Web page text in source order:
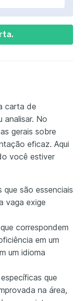
carta de
analisar. No
gerais sobre
eficaz. Aqui
você estiver
são essenciais
vaga exige
correspondem
em um
um idioma
que
na área,